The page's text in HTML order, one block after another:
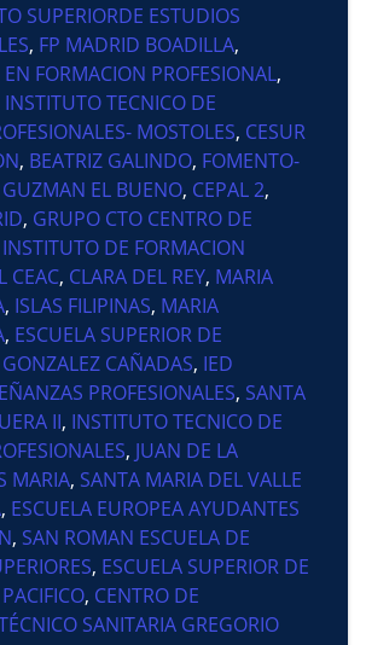
SUPERIORDE ESTUDIOS
, FP MADRID BOADILLA,
FORMACION PROFESIONAL,
INSTITUTO TECNICO DE
MOSTOLES, CESUR
, BEATRIZ GALINDO, FOMENTO-
GUZMAN EL BUENO, CEPAL 2,
, GRUPO CTO CENTRO DE
INSTITUTO DE FORMACION
CEAC, CLARA DEL REY, MARIA
, ISLAS FILIPINAS, MARIA
, ESCUELA SUPERIOR DE
GONZALEZ CAÑADAS, IED
PROFESIONALES, SANTA
II, INSTITUTO TECNICO DE
, JUAN DE LA
MARIA, SANTA MARIA DEL VALLE
, ESCUELA EUROPEA AYUDANTES
, SAN ROMAN ESCUELA DE
, ESCUELA SUPERIOR DE
PACIFICO, CENTRO DE
SANITARIA GREGORIO